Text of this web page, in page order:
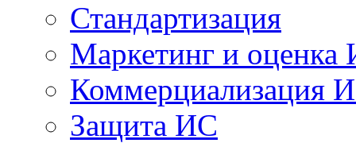
Стандартизация
Маркетинг и оценка
Коммерциализация
Защита ИС